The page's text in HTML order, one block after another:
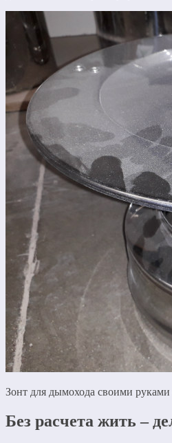
Зонт для дымохода своими
Без расчета жить –